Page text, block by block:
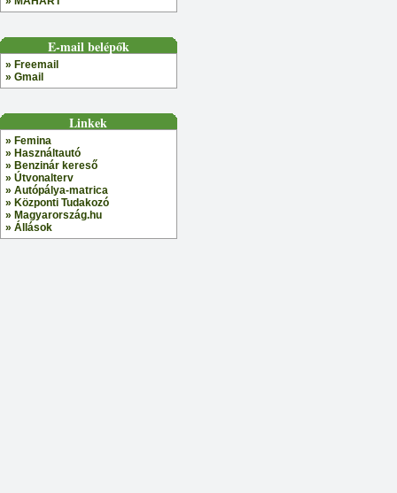
E-mail belépők
» Freemail
» Gmail
Linkek
» Femina
» Használtautó
» Benzinár kereső
» Útvonalterv
» Autópálya-matrica
» Központi Tudakozó
» Magyarország.hu
» Állások